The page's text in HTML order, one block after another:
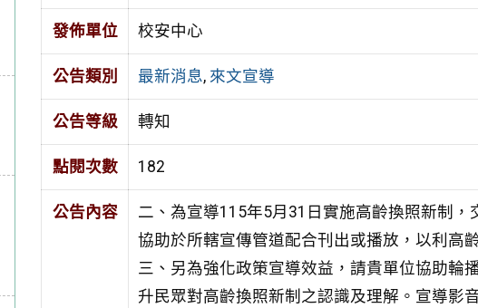
發佈單位 校安中心
公告類別 最新消息, 來文宣導
公告等級 轉知
點閱次數 182
公告內容
二、為宣導115年5月31日實施高齡換照新制
協助於所轄宣傳管道配合刊出或播放，以利高
三、另為強化政策宣導效益，請貴單位協助輪
升民眾對高齡換照新制之認識及理解。宣導影